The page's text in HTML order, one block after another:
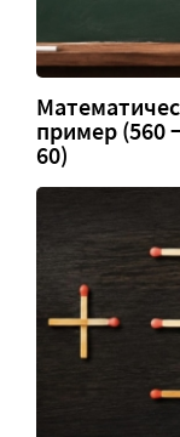
пример (560
60)